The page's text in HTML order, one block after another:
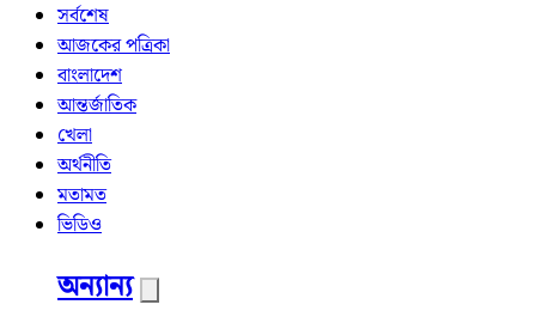
সর্বশেষ
আজকের পত্রিকা
বাংলাদেশ
আন্তর্জাতিক
খেলা
অর্থনীতি
মতামত
ভিডিও
অন্যান্য